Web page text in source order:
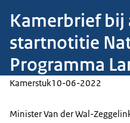
Kamerbrief bij
startnotitie
Programma
Kamerstuk10-06-2022
Minister Van der Wal-